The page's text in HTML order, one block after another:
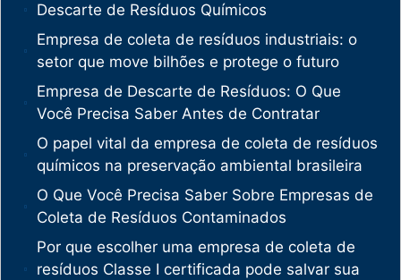
Descarte de Resíduos Químicos
Empresa de coleta de resíduos industriais: o
setor que move bilhões e protege o futuro
Empresa de Descarte de Resíduos: O Que
Você Precisa Saber Antes de Contratar
O papel vital da empresa de coleta de resíduos
químicos na preservação ambiental brasileira
O Que Você Precisa Saber Sobre Empresas de
Coleta de Resíduos Contaminados
Por que escolher uma empresa de coleta de
resíduos Classe I certificada pode salvar sua